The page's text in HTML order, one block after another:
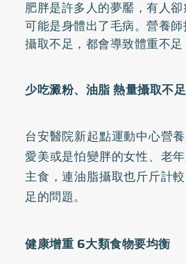
肥胖是許多人的夢靨，有人
可能是身體出了毛病。營養
攝取不足，都會導致體重不
少吃澱粉、油脂 熱量攝取不足
台安醫院新起點運動中心營
愛美或是怕變胖的女性、老
主食，連油脂攝取也斤斤計
足的問題。
健康增重 6大類食物要均衡